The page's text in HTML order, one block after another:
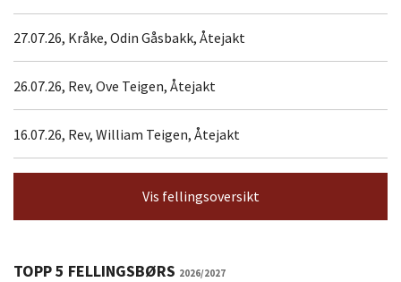
27.07.26, Kråke, Odin Gåsbakk, Åtejakt
26.07.26, Rev, Ove Teigen, Åtejakt
16.07.26, Rev, William Teigen, Åtejakt
Vis fellingsoversikt
TOPP 5 FELLINGSBØRS 2026/2027